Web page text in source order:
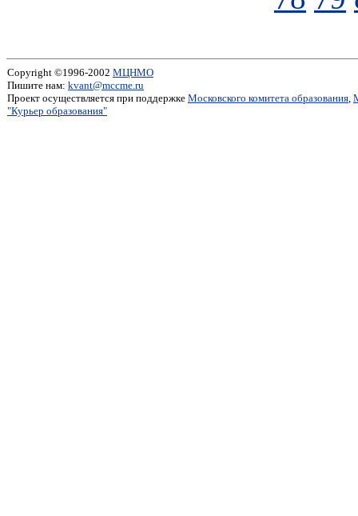
Copyright ©1996-2002 МЦНМО
Пишите нам: kvant@mccme.ru
Проект осуществляется при поддержке Московского комитета образования,
"Курьер образования"